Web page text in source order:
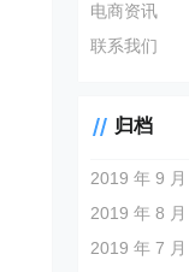
电商资讯
联系我们
归档
2019 年 9 月
2019 年 8 月
2019 年 7 月